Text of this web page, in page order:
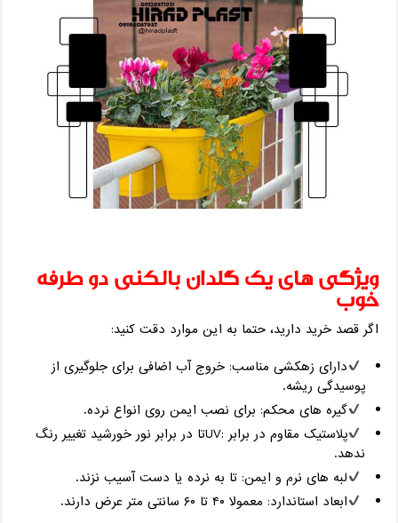
ویژگی ‌های یک گلدان بالکنی دو طرفه
خوب
اگر قصد خرید دارید، حتما به این موارد دقت کنید:
دارای زهکشی مناسب: خروج آب اضافی برای جلوگیری از
پوسیدگی ریشه.
گیره‌ های محکم: برای نصب ایمن روی انواع نرده.
پلاستیک مقاوم در برابر :UVتا در برابر نور خورشید تغییر رنگ
ندهد.
لبه ‌های نرم و ایمن: تا به نرده یا دست آسیب نزند.
ابعاد استاندارد: معمولا ۴۰ تا ۶۰ سانتی ‌متر عرض دارند.